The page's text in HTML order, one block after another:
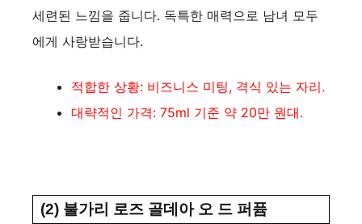
세련된 느낌을 줍니다. 독특한 매력으로 남녀 모두
에게 사랑받습니다.
적합한 상황: 비즈니스 미팅, 격식 있는 자리.
대략적인 가격: 75ml 기준 약 20만 원대.
(2) 불가리 로즈 골데아 오 드 퍼퓸